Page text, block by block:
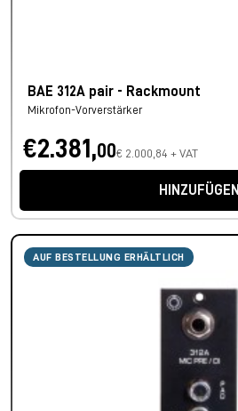
BAE 312A pair - Rackmount
Mikrofon-Vorverstärker
€2.381,00€ 2.000,84 + VAT
HINZUFÜGEN
AUF BESTELLUNG ERHÄLTLICH